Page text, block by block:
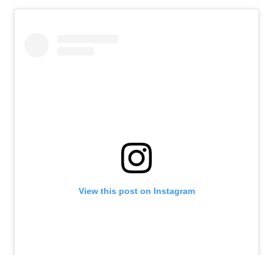
View this post on Instagram